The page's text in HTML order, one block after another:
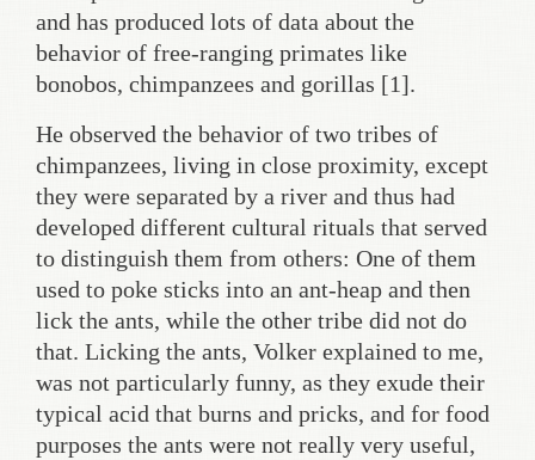
and has produced lots of data about the
behavior of free-ranging primates like
bonobos, chimpanzees and gorillas [1].
He observed the behavior of two tribes of
chimpanzees, living in close proximity, except
they were separated by a river and thus had
developed different cultural rituals that served
to distinguish them from others: One of them
used to poke sticks into an ant-heap and then
lick the ants, while the other tribe did not do
that. Licking the ants, Volker explained to me,
was not particularly funny, as they exude their
typical acid that burns and pricks, and for food
purposes the ants were not really very useful,